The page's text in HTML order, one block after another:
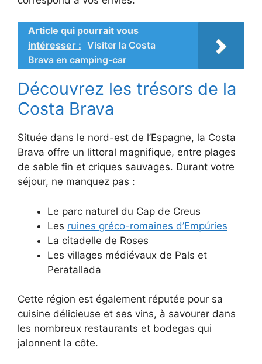
Article qui pourrait vous
intéresser : Visiter la Costa
Brava en camping-car
Découvrez les trésors de la
Costa Brava
Située dans le nord-est de l’Espagne, la Costa
Brava offre un littoral magnifique, entre plages
de sable fin et criques sauvages. Durant votre
séjour, ne manquez pas :
Le parc naturel du Cap de Creus
Les ruines gréco-romaines d’Empúries
La citadelle de Roses
Les villages médiévaux de Pals et
Peratallada
Cette région est également réputée pour sa
cuisine délicieuse et ses vins, à savourer dans
les nombreux restaurants et bodegas qui
jalonnent la côte.